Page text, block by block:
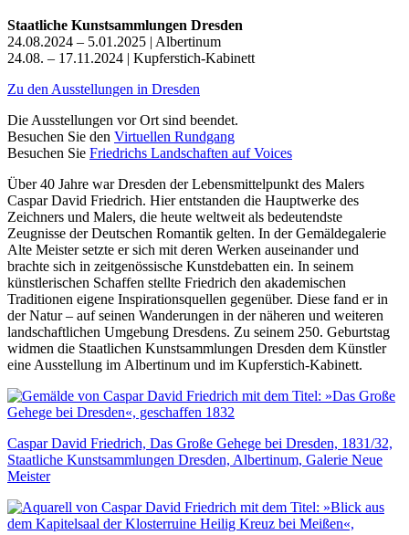
Staatliche Kunstsammlungen Dresden
24.08.2024 – 5.01.2025 | Albertinum
24.08. – 17.11.2024 | Kupferstich-Kabinett
Zu den Ausstellungen in Dresden
Die Ausstellungen vor Ort sind beendet.
Besuchen Sie den Virtuellen Rundgang
Besuchen Sie Friedrichs Landschaften auf Voices
Über 40 Jahre war Dresden der Lebensmittelpunkt des Malers
Caspar David Friedrich. Hier entstanden die Hauptwerke des
Zeichners und Malers, die heute weltweit als bedeutendste
Zeugnisse der Deutschen Romantik gelten. In der Gemäldegalerie
Alte Meister setzte er sich mit deren Werken auseinander und
brachte sich in zeitgenössische Kunstdebatten ein. In seinem
künstlerischen Schaffen stellte Friedrich den akademischen
Traditionen eigene Inspirationsquellen gegenüber. Diese fand er in
der Natur – auf seinen Wanderungen in der näheren und weiteren
landschaftlichen Umgebung Dresdens. Zu seinem 250. Geburtstag
widmen die Staatlichen Kunstsammlungen Dresden dem Künstler
eine Ausstellung im Albertinum und im Kupferstich-Kabinett.
Caspar David Friedrich, Das Große Gehege bei Dresden, 1831/32,
Staatliche Kunstsammlungen Dresden, Albertinum, Galerie Neue
Meister